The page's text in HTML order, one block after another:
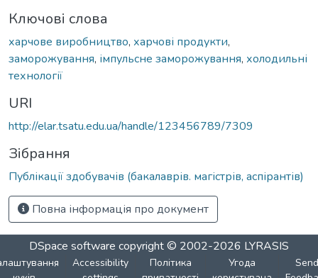
Ключові слова
харчове виробництво, харчові продукти,
заморожування, імпульсне заморожування, холодильні
технології
URI
http://elar.tsatu.edu.ua/handle/123456789/7309
Зібрання
Публікації здобувачів (бакалаврів. магістрів, аспірантів)
Повна інформація про документ
DSpace software copyright © 2002-2026 LYRASIS
Accessibility
Політика
Угода
Send